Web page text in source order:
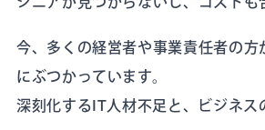
今、多くの経営者や事業責任者の方
にぶつかっています。
深刻化するIT人材不足と、ビジネス